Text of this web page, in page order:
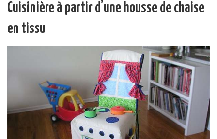
Cuisinière à partir d’une housse de chaise
en tissu